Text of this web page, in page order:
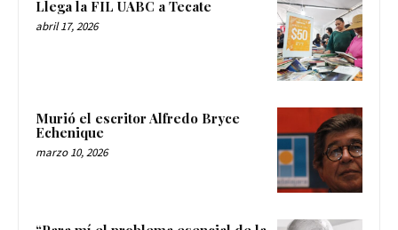
Llega la FIL UABC a Tecate
abril 17, 2026
Murió el escritor Alfredo Bryce
Echenique
marzo 10, 2026